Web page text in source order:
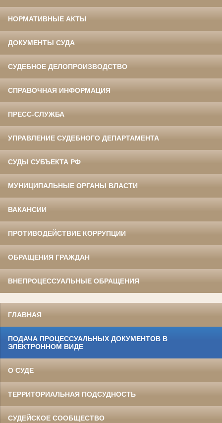
НОРМАТИВНЫЕ АКТЫ
ДОКУМЕНТЫ СУДА
СУДЕБНОЕ ДЕЛОПРОИЗВОДСТВО
СПРАВОЧНАЯ ИНФОРМАЦИЯ
ПРЕСС-СЛУЖБА
УПРАВЛЕНИЕ СУДЕБНОГО ДЕПАРТАМЕНТА
СУДЫ СУБЪЕКТА РФ
МУНИЦИПАЛЬНЫЕ ОРГАНЫ ВЛАСТИ
ВАКАНСИИ
ПРОТИВОДЕЙСТВИЕ КОРРУПЦИИ
ОБРАЩЕНИЯ ГРАЖДАН
ВНЕПРОЦЕССУАЛЬНЫЕ ОБРАЩЕНИЯ
ГЛАВНАЯ
ПОДАЧА ПРОЦЕССУАЛЬНЫХ ДОКУМЕНТОВ В
ЭЛЕКТРОННОМ ВИДЕ
О СУДЕ
ТЕРРИТОРИАЛЬНАЯ ПОДСУДНОСТЬ
СУДЕЙСКОЕ СООБЩЕСТВО